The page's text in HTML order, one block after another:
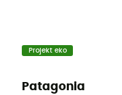
Projekt eko
Patagonia